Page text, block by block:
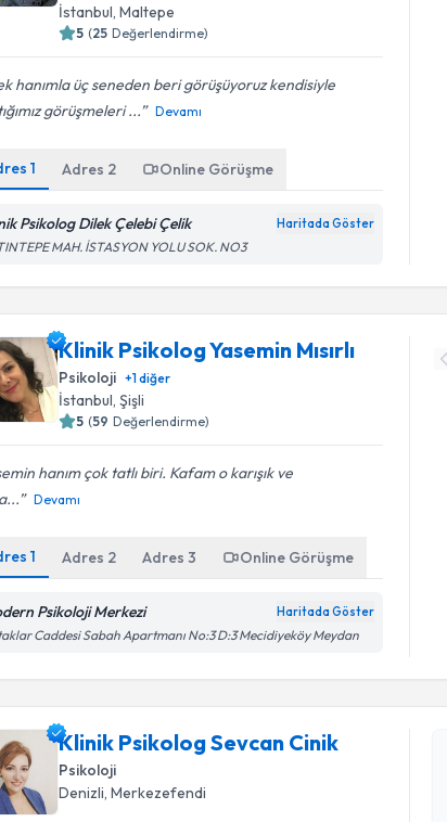
İstanbul, Maltepe
5 (25 Değerlendirme)
hanımla üç seneden beri görüşüyoruz kendisiyle
görüşmeleri ...
Devamı
1 Adres 2 Online Görüşme
Psikolog Dilek Çelebi Çelik Haritada Göster
MAH. İSTASYON YOLU SOK. NO3
Klinik Psikolog Yasemin Mısırlı
Psikoloji +1diğer
İstanbul, Şişli
5 (59 Değerlendirme)
hanım çok tatlı biri. Kafam o karışık ve
Devamı
1 Adres 2 Adres3 Online Görüşme
Psikoloji Merkezi Haritada Göster
Caddesi Sabah Apartmanı No:3 D:3 Mecidiyeköy Meydan
Klinik Psikolog Sevcan Cinik
Psikoloji
Denizli , Merkezefendi